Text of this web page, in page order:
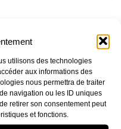
utilisons des technologies
aux informations des
nous permettra de traiter
navigation ou les ID uniques
retirer son consentement peut
et fonctions.